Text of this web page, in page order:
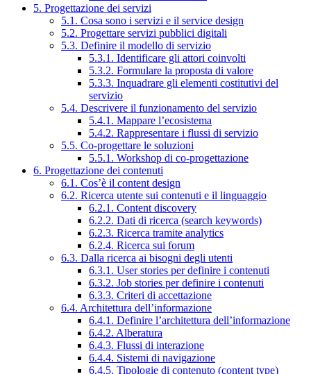
5. Progettazione dei servizi
5.1. Cosa sono i servizi e il service design
5.2. Progettare servizi pubblici digitali
5.3. Definire il modello di servizio
5.3.1. Identificare gli attori coinvolti
5.3.2. Formulare la proposta di valore
5.3.3. Inquadrare gli elementi costitutivi del
servizio
5.4. Descrivere il funzionamento del servizio
5.4.1. Mappare l’ecosistema
5.4.2. Rappresentare i flussi di servizio
5.5. Co-progettare le soluzioni
5.5.1. Workshop di co-progettazione
6. Progettazione dei contenuti
6.1. Cos’è il content design
6.2. Ricerca utente sui contenuti e il linguaggio
6.2.1. Content discovery
6.2.2. Dati di ricerca (search keywords)
6.2.3. Ricerca tramite analytics
6.2.4. Ricerca sui forum
6.3. Dalla ricerca ai bisogni degli utenti
6.3.1. User stories per definire i contenuti
6.3.2. Job stories per definire i contenuti
6.3.3. Criteri di accettazione
6.4. Architettura dell’informazione
6.4.1. Definire l’architettura dell’informazione
6.4.2. Alberatura
6.4.3. Flussi di interazione
6.4.4. Sistemi di navigazione
6.4.5. Tipologie di contenuto (content type)